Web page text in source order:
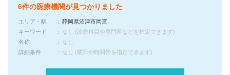
6件の医療機関が見つかりました
エリア・駅
静岡県沼津市岡宮
キーワード
なし (診療科目や専門医などを指定できます)
名称
なし
詳細条件
なし (曜日や時間帯を指定できます)